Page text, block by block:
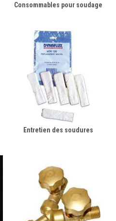
Consommables pour soudage
Entretien des soudures